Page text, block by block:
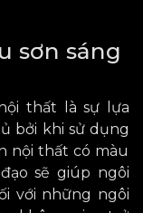
sơn sáng
thất là sự lựa
bởi khi sử dụng
nội thất có màu
sẽ giúp ngôi
với những ngôi